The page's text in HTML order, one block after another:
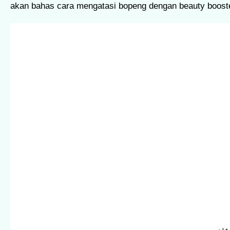
akan bahas cara mengatasi bopeng dengan beauty